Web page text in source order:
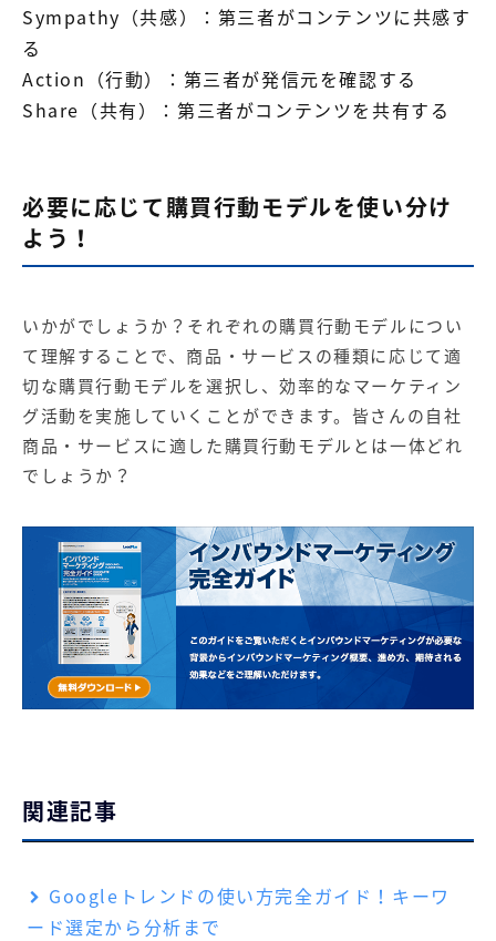
Sympathy（共感）：第三者がコンテンツに共感す
る
Action（行動）：第三者が発信元を確認する
Share（共有）：第三者がコンテンツを共有する
必要に応じて購買行動モデルを使い分け
よう！
いかがでしょうか？それぞれの購買行動モデルについ
て理解することで、商品・サービスの種類に応じて適
切な購買行動モデルを選択し、効率的なマーケティン
グ活動を実施していくことができます。皆さんの自社
商品・サービスに適した購買行動モデルとは一体どれ
でしょうか？
関連記事
Googleトレンドの使い方完全ガイド！キーワ
ード選定から分析まで